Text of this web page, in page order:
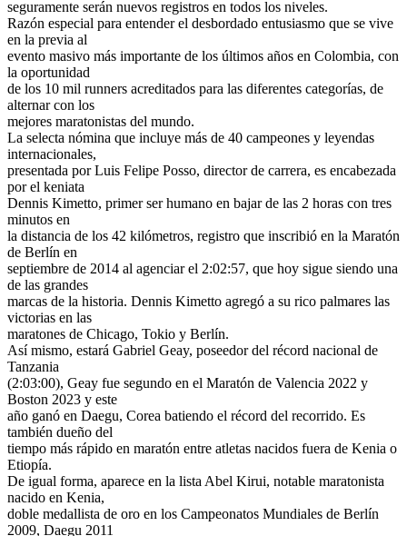
seguramente serán nuevos registros en todos los niveles.
Razón especial para entender el desbordado entusiasmo que se vive
en la previa al
evento masivo más importante de los últimos años en Colombia, con
la oportunidad
de los 10 mil runners acreditados para las diferentes categorías, de
alternar con los
mejores maratonistas del mundo.
La selecta nómina que incluye más de 40 campeones y leyendas
internacionales,
presentada por Luis Felipe Posso, director de carrera, es encabezada
por el keniata
Dennis Kimetto, primer ser humano en bajar de las 2 horas con tres
minutos en
la distancia de los 42 kilómetros, registro que inscribió en la Maratón
de Berlín en
septiembre de 2014 al agenciar el 2:02:57, que hoy sigue siendo una
de las grandes
marcas de la historia. Dennis Kimetto agregó a su rico palmares las
victorias en las
maratones de Chicago, Tokio y Berlín.
Así mismo, estará Gabriel Geay, poseedor del récord nacional de
Tanzania
(2:03:00), Geay fue segundo en el Maratón de Valencia 2022 y
Boston 2023 y este
año ganó en Daegu, Corea batiendo el récord del recorrido. Es
también dueño del
tiempo más rápido en maratón entre atletas nacidos fuera de Kenia o
Etiopía.
De igual forma, aparece en la lista Abel Kirui, notable maratonista
nacido en Kenia,
doble medallista de oro en los Campeonatos Mundiales de Berlín
2009, Daegu 2011